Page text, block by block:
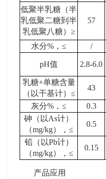
低聚半乳糖（半
乳低聚二糖到半
乳低聚八糖） ≥
57
水分% ， ≤ /
pH值 2.8-6.0
乳糖+单糖含量
（以干基计） ≤
43
灰分% ， ≤ 0.3
砷（以As计）
（mg/kg）， ≤
0.5
铅（以Pb计）
（mg/kg）， ≤
0.15
产品应用